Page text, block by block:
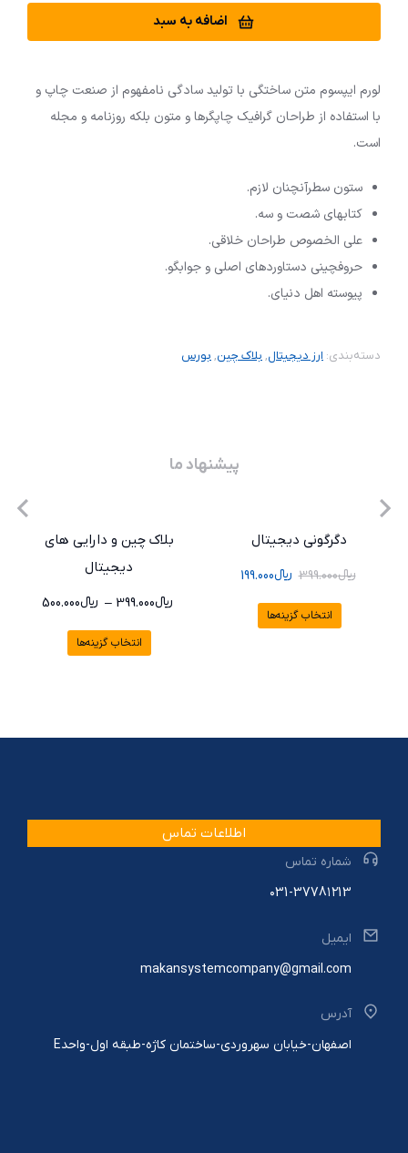
اضافه به سبد
لورم ایپسوم متن ساختگی با تولید سادگی نامفهوم از صنعت چاپ و
با استفاده از طراحان گرافیک چاپگرها و متون بلکه روزنامه و مجله
است.
ستون سطرآنچنان لازم.
کتابهای شصت و سه.
علی الخصوص طراحان خلاقی.
حروفچینی دستاوردهای اصلی و جوابگو.
پیوسته اهل دنیای.
دسته‌بندی: ارز دیجیتال, بلاک چین, بورس
پیشنهاد ما
دگرگونی دیجیتال
﷼399.000 ﷼199.000
انتخاب گزینه‌ها
بلاک چین و دارایی های
دیجیتال
﷼399.000
– ﷼500.000
انتخاب گزینه‌ها
اطلاعات تماس
شماره تماس
۰31-3778۱۲13
ایمیل
makansystemcompany@gmail.com
آدرس
اصفهان-خیابان سهروردی-ساختمان کاژه-طبقه اول-واحدE